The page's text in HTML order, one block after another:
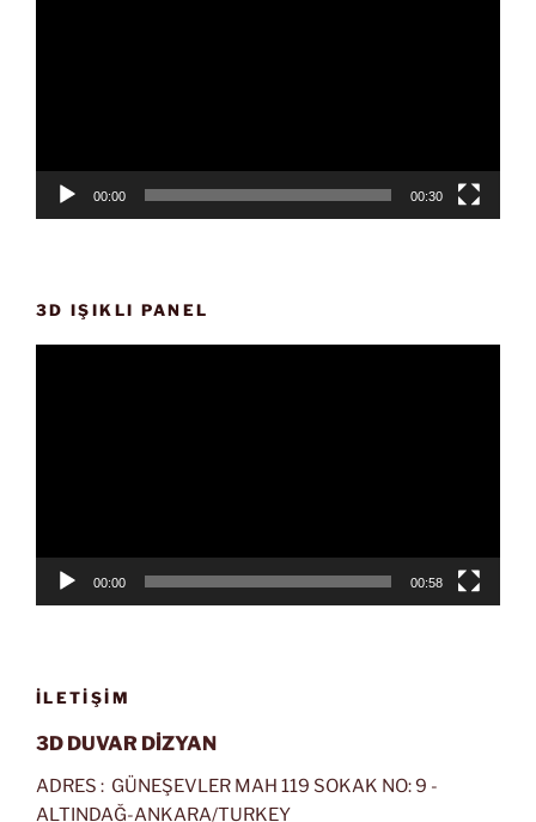
00:00 00:30
3D IŞIKLI PANEL
00:00 00:58
İLETIŞIM
3D DUVAR DİZYAN
ADRES : GÜNEŞEVLER MAH 119 SOKAK NO: 9 -
ALTINDAĞ-ANKARA/TURKEY